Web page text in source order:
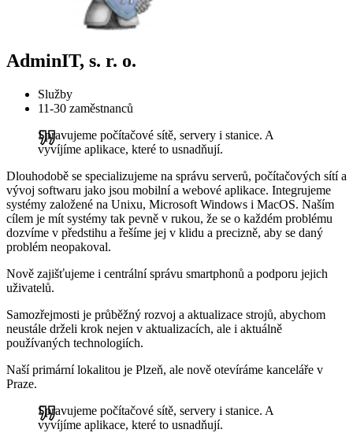
AdminIT, s. r. o.
Služby
11-30 zaměstnanců
Spravujeme počítačové sítě, servery i stanice. A
vyvíjíme aplikace, které to usnadňují.
Dlouhodobě se specializujeme na správu serverů, počítačových sítí a
vývoj softwaru jako jsou mobilní a webové aplikace. Integrujeme
systémy založené na Unixu, Microsoft Windows i MacOS. Naším
cílem je mít systémy tak pevně v rukou, že se o každém problému
dozvíme v předstihu a řešíme jej v klidu a precizně, aby se daný
problém neopakoval.
Nově zajišťujeme i centrální správu smartphonů a podporu jejich
uživatelů.
Samozřejmosti je průběžný rozvoj a aktualizace strojů, abychom
neustále drželi krok nejen v aktualizacích, ale i aktuálně
používaných technologiích.
Naší primární lokalitou je Plzeň, ale nově otevíráme kanceláře v
Praze.
Spravujeme počítačové sítě, servery i stanice. A
vyvíjíme aplikace, které to usnadňují.